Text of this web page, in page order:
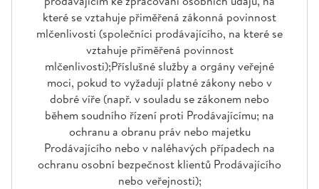
které se vztahuje přiměřená zákonná povinnost
mlčenlivosti (společníci prodávajícího, na které se
vztahuje přiměřená povinnost
mlčenlivosti);Příslušné služby a orgány veřejné
moci, pokud to vyžadují platné zákony nebo v
dobré víře (např. v souladu se zákonem nebo
během soudního řízení proti Prodávajícímu; na
ochranu a obranu práv nebo majetku
Prodávajícího nebo v naléhavých případech na
ochranu osobní bezpečnost klientů Prodávajícího
nebo veřejnosti);